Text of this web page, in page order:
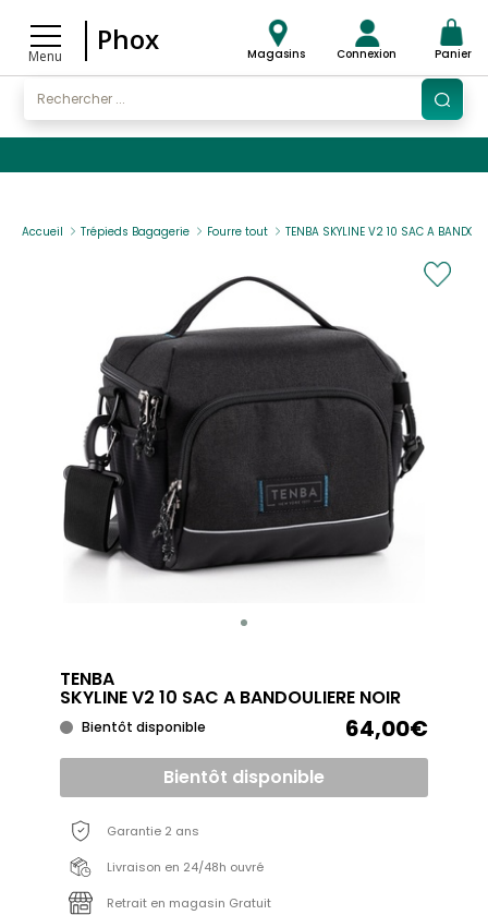
Menu
Phox Magasins Connexion Panier
Accueil Trépieds Bagagerie Fourre tout TENBA SKYLINE V2 10 SAC A
TENBA
SKYLINE V2 10 SAC A BANDOULIERE NOIR
Bientôt disponible 64,00€
Bientôt disponible
Garantie 2 ans
Livraison en 24/48h ouvré
Retrait en magasin Gratuit